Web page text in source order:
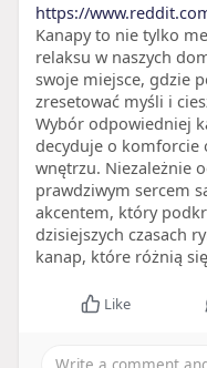
https://
Kanapy to nie tylko
relaksu w naszych
swoje miejsce, gdzie
zresetować myśli i
Wybór odpowiedniej
decyduje o komforcie
wnętrzu. Niezależnie
prawdziwym sercem
akcentem, który
dzisiejszych czasach
kanap, które różnią
Like